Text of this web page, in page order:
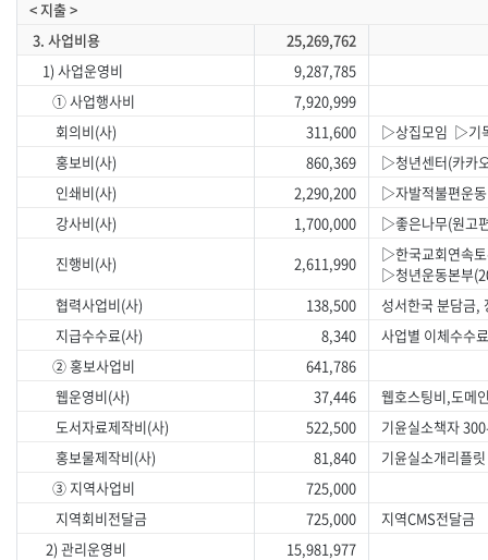
< 지출 >
3. 사업비용
25,269,762
1) 사업운영비
9,287,785
① 사업행사비
7,920,999
회의비(사)
311,600
▷상집모임 ▷기
홍보비(사)
860,369
▷청년센터(카카
인쇄비(사)
2,290,200
▷자발적불편운
강사비(사)
1,700,000
▷좋은나무(원고
진행비(사)
2,611,990
▷한국교회연속
▷청년운동본부
협력사업비(사)
138,500
성서한국 분담금,
지급수수료(사)
8,340
사업별 이체수수
② 홍보사업비
641,786
웹운영비(사)
37,446
웹호스팅비,도메
도서자료제작비(사)
522,500
기윤실소책자
홍보물제작비(사)
81,840
기윤실소개리플
③ 지역사업비
725,000
지역회비전달금
725,000
지역CMS전달금
2) 관리운영비
15,981,977